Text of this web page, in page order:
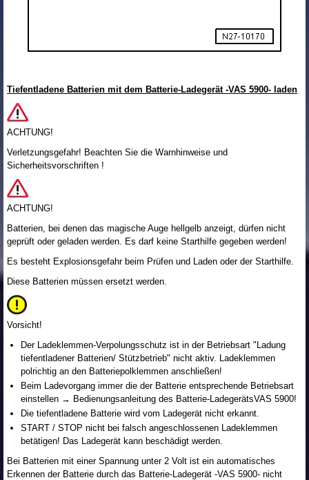
Tiefentladene Batterien mit dem Batterie-Ladegerät -VAS 5900- laden
ACHTUNG!
Verletzungsgefahr! Beachten Sie die Warnhinweise und
Sicherheitsvorschriften !
ACHTUNG!
Batterien, bei denen das magische Auge hellgelb anzeigt, dürfen nicht
geprüft oder geladen werden. Es darf keine Starthilfe gegeben werden!
Es besteht Explosionsgefahr beim Prüfen und Laden oder der Starthilfe.
Diese Batterien müssen ersetzt werden.
Vorsicht!
Der Ladeklemmen-Verpolungsschutz ist in der Betriebsart "Ladung
tiefentladener Batterien/ Stützbetrieb" nicht aktiv. Ladeklemmen
polrichtig an den Batteriepolklemmen anschließen!
Beim Ladevorgang immer die der Batterie entsprechende Betriebsart
einstellen → Bedienungsanleitung des Batterie-LadegerätsVAS 5900!
Die tiefentladene Batterie wird vom Ladegerät nicht erkannt.
START / STOP nicht bei falsch angeschlossenen Ladeklemmen
betätigen! Das Ladegerät kann beschädigt werden.
Bei Batterien mit einer Spannung unter 2 Volt ist ein automatisches
Erkennen der Batterie durch das Batterie-Ladegerät -VAS 5900- nicht